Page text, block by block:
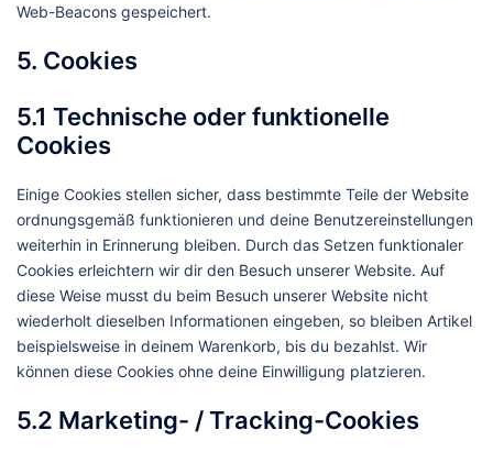
Web-Beacons gespeichert.
5. Cookies
5.1 Technische oder funktionelle
Cookies
Einige Cookies stellen sicher, dass bestimmte Teile der Website
ordnungsgemäß funktionieren und deine Benutzereinstellungen
weiterhin in Erinnerung bleiben. Durch das Setzen funktionaler
Cookies erleichtern wir dir den Besuch unserer Website. Auf
diese Weise musst du beim Besuch unserer Website nicht
wiederholt dieselben Informationen eingeben, so bleiben Artikel
beispielsweise in deinem Warenkorb, bis du bezahlst. Wir
können diese Cookies ohne deine Einwilligung platzieren.
5.2 Marketing- / Tracking-Cookies